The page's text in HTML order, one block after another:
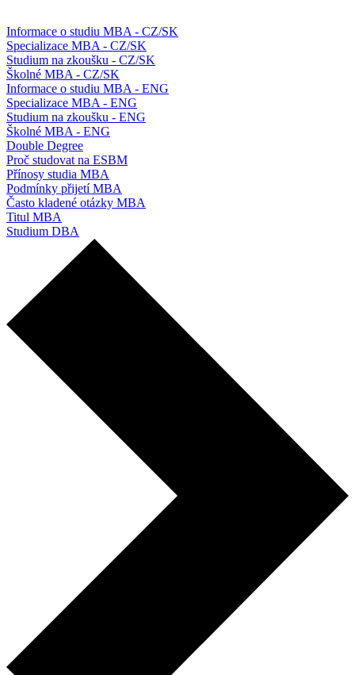
Informace o studiu MBA - CZ/SK
Specializace MBA - CZ/SK
Studium na zkoušku - CZ/SK
Školné MBA - CZ/SK
Informace o studiu MBA - ENG
Specializace MBA - ENG
Studium na zkoušku - ENG
Školné MBA - ENG
Double Degree
Proč studovat na ESBM
Přínosy studia MBA
Podmínky přijetí MBA
Často kladené otázky MBA
Titul MBA
Studium DBA